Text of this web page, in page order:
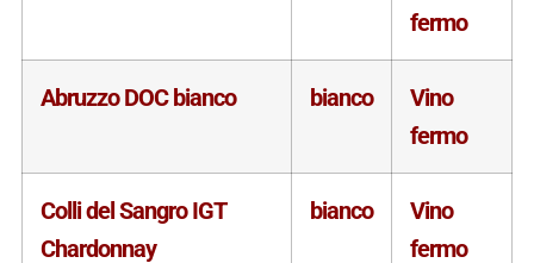
fermo
Abruzzo DOC bianco bianco
Vino
fermo
Colli del Sangro IGT
Chardonnay
bianco
Vino
fermo